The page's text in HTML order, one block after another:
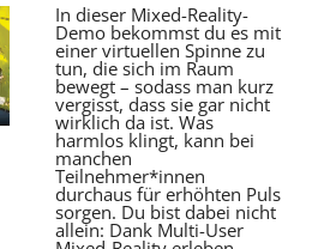
In dieser Mixed-Reality-
Demo bekommst du es mit
einer virtuellen Spinne zu
tun, die sich im Raum
bewegt – sodass man kurz
vergisst, dass sie gar nicht
wirklich da ist. Was
harmlos klingt, kann bei
manchen
Teilnehmer*innen
durchaus für erhöhten Puls
sorgen. Du bist dabei nicht
allein: Dank Multi-User